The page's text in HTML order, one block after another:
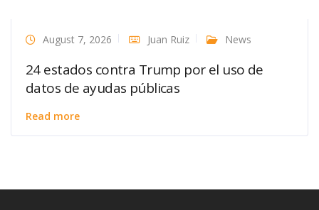
August 7, 2026 Juan Ruiz News
24 estados contra Trump por el uso de
datos de ayudas públicas
Read more